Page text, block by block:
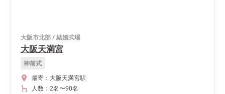
大阪市北部/結婚式場
大阪天満宮
神前式
最寄： 大阪天満宮駅
人数： 2名〜90名